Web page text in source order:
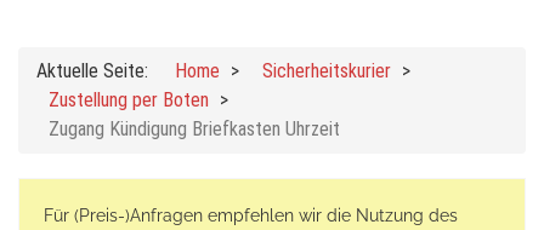
Aktuelle Seite: Home
Sicherheitskurier
Zustellung per Boten
Zugang Kündigung Briefkasten Uhrzeit
Für (Preis-)Anfragen empfehlen wir die Nutzung des